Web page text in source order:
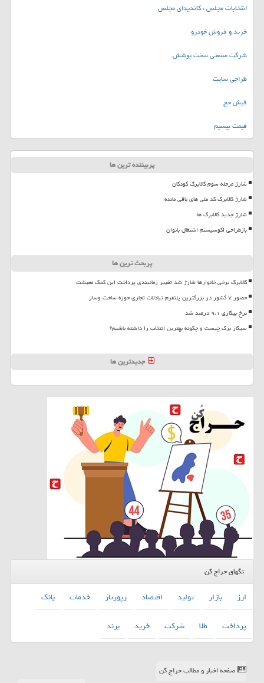
انتخابات مجلس ، کاندیدای مجلس
خرید و فروش خودرو
شرکت صنعتی سخت پوشش
طراحی سایت
فیش حج
قیمت بیسیم
پربیننده ترین ها
شارژ مرحله سوم کالابرگ کودکان
شارژ کالابرگ کد ملی های باقی مانده
شارژ جدید کالابرگ ها
بازطراحی اکوسیستم اشتغال بانوان
پربحث ترین ها
کالابرگ برخی خانوارها شارژ شد تغییر زمانبندی پرداخت این کمک معیشت
حضور ۷ کشور در بزرگترین پلتفرم تبادلات تجاری حوزه ساخت وساز
نرخ بیکاری ۹،۱ درصد شد
سیگار برگ چیست و چگونه بهترین انتخاب را داشته باشیم؟
جدیدترین ها
تگهای حراج کن
ارز بازار تولید اقتصاد رپورتاژ خدمات
بانك
پرداخت
طلا شركت خرید برند
صفحه اخبار و مطالب حراج کن